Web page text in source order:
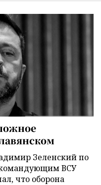
Зеленский по
ВСУ
что оборона